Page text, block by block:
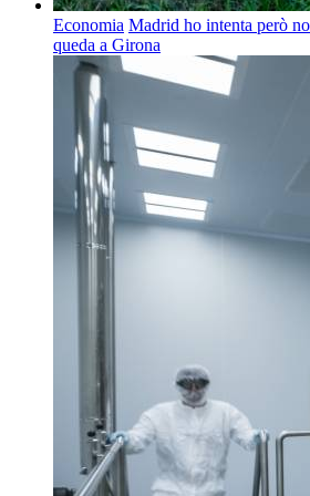
Economia Madrid ho intenta però
queda a Girona